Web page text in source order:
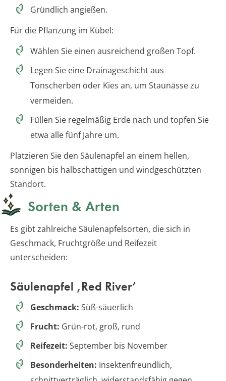
Gründlich angießen.
Für die Pflanzung im Kübel:
Wählen Sie einen ausreichend großen Topf.
Legen Sie eine Drainageschicht aus
Tonscherben oder Kies an, um Staunässe zu
vermeiden.
Füllen Sie regelmäßig Erde nach und topfen Sie
etwa alle fünf Jahre um.
Platzieren Sie den Säulenapfel an einem hellen,
sonnigen bis halbschattigen und windgeschützten
Standort.
Sorten & Arten
Es gibt zahlreiche Säulenapfelsorten, die sich in
Geschmack, Fruchtgröße und Reifezeit
unterscheiden:
Säulenapfel ‚Red River‘
Geschmack: Süß-säuerlich
Frucht: Grün-rot, groß, rund
Reifezeit: September bis November
Besonderheiten: Insektenfreundlich,